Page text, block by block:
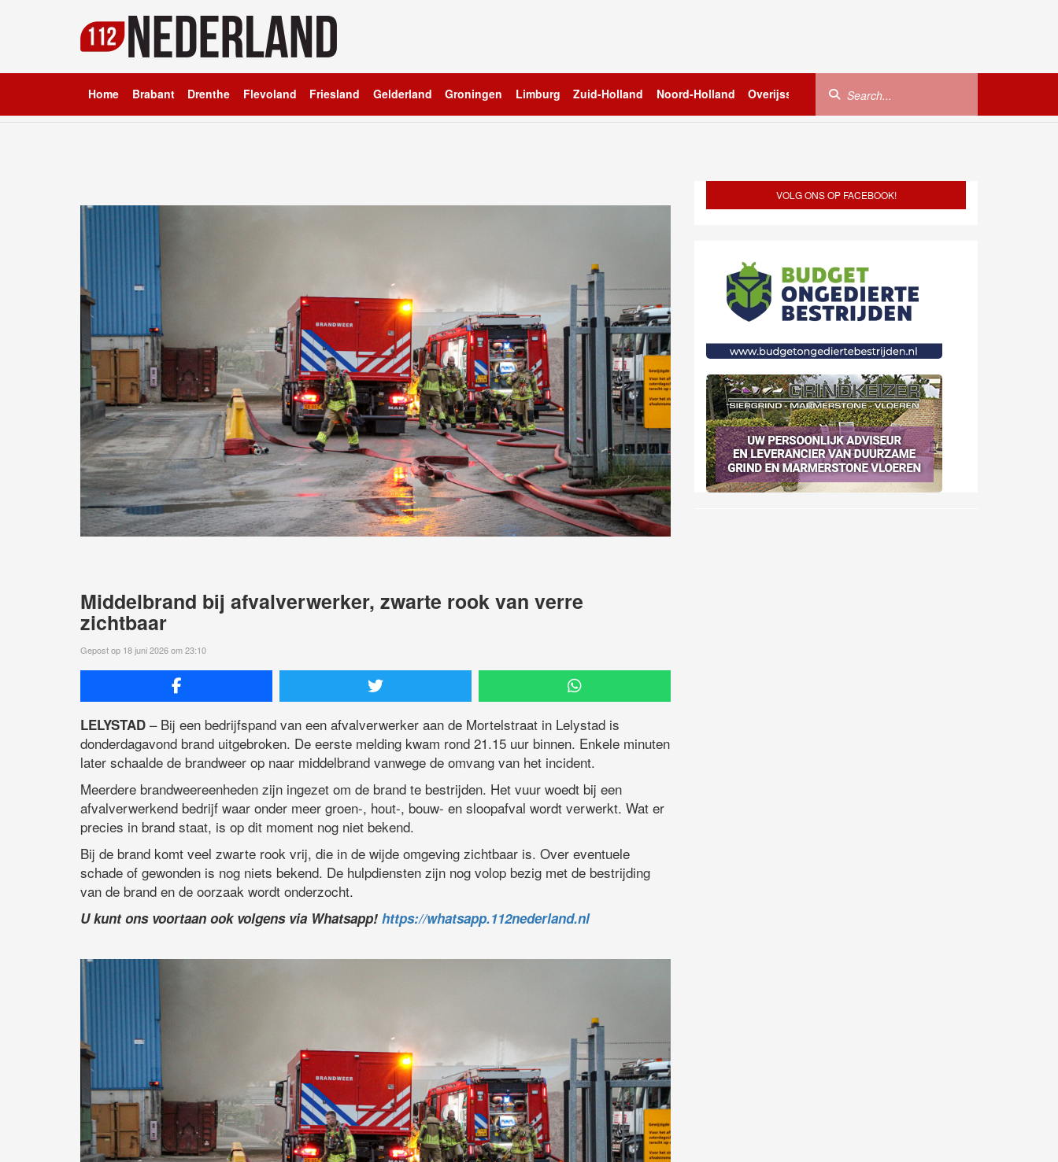
Home Brabant Drenthe Flevoland Friesland Gelderland Groningen Limburg Zuid-Holland Noord-Holland Overijssel Utrecht Zeeland
Middelbrand bij afvalverwerker, zwarte rook van verre
zichtbaar
Gepost op 18 juni 2026 om 23:10
LELYSTAD – Bij een bedrijfspand van een afvalverwerker aan de Mortelstraat in Lelystad is
donderdagavond brand uitgebroken. De eerste melding kwam rond 21.15 uur binnen. Enkele minuten
later schaalde de brandweer op naar middelbrand vanwege de omvang van het incident.
Meerdere brandweereenheden zijn ingezet om de brand te bestrijden. Het vuur woedt bij een
afvalverwerkend bedrijf waar onder meer groen-, hout-, bouw- en sloopafval wordt verwerkt. Wat er
precies in brand staat, is op dit moment nog niet bekend.
Bij de brand komt veel zwarte rook vrij, die in de wijde omgeving zichtbaar is. Over eventuele
schade of gewonden is nog niets bekend. De hulpdiensten zijn nog volop bezig met de bestrijding
van de brand en de oorzaak wordt onderzocht.
U kunt ons voortaan ook volgens via Whatsapp! https://whatsapp.112nederland.nl
VOLG ONS OP FACEBOOK!